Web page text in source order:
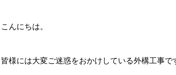
こんにちは。
皆様には大変ご迷惑をおかけしている外構工事で